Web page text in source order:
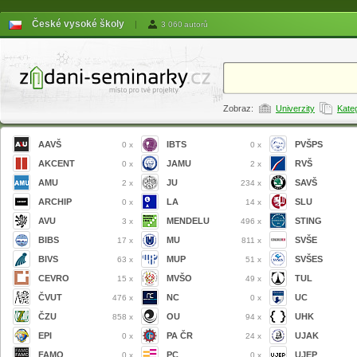
České vysoké školy | 3 060 autorů
Zobraz: Univerzity
AAVŠ 0 x
AKCENT 0 x
AMU 2 x
ARCHIP 0 x
AVU 3 x
BIBS 17 x
BIVS 63 x
CEVRO 15 x
ČVUT 476 x
ČZU 858 x
EPI 0 x
FAMO 0 x
IBTS 0 x
JAMU 2 x
JU 234 x
LA 14 x
MENDELU 496 x
MU 811 x
MUP 51 x
MVŠO 49 x
NC 0 x
OU 94 x
PA ČR 24 x
PC 0 x
PVŠPS
RVŠ
SAVŠ
SLU
STING
SVŠE
SVŠES
TUL
UC
UHK
UJAK
UJEP